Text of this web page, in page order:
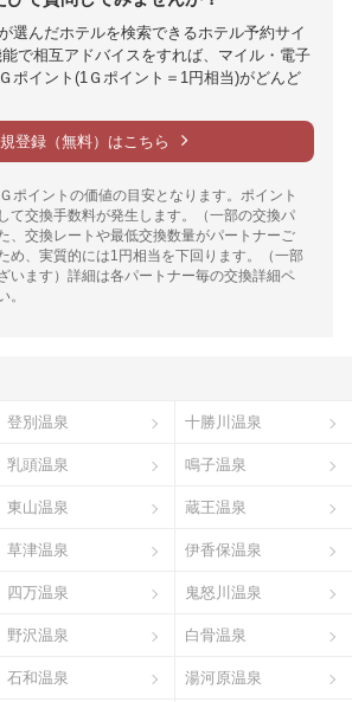
選んだホテルを検索できるホテル予約サイ
で相互アドバイスをすれば、マイル・電子
ポイント(1Ｇポイント＝1円相当)がどんど
登録（無料）はこちら
ポイントの価値の目安となります。ポイント
て交換手数料が発生します。（一部の交換パ
、交換レートや最低交換数量がパートナーご
め、実質的には1円相当を下回ります。（一部
います）詳細は各パートナー毎の交換詳細ペ
。
登別温泉 十勝川温泉
乳頭温泉 鳴子温泉
東山温泉 蔵王温泉
草津温泉 伊香保温泉
四万温泉 鬼怒川温泉
野沢温泉 白骨温泉
石和温泉 湯河原温泉